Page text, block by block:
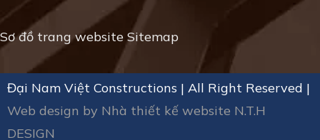
Sơ đồ trang website Sitemap
Đại Nam Việt Constructions | All Right Reserved |
Web design by Nhà thiết kế website N.T.H
DESIGN